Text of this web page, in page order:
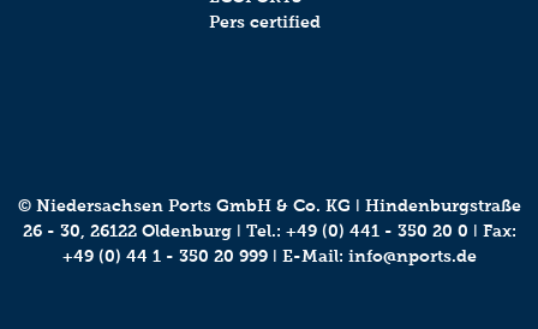
© Niedersachsen Ports GmbH & Co. KG ǀ Hindenburgstraße
26 - 30, 26122 Oldenburg ǀ Tel.: +49 (0) 441 - 350 20 0 ǀ Fax:
+49 (0) 44 1 - 350 20 999 ǀ E-Mail: info@nports.de